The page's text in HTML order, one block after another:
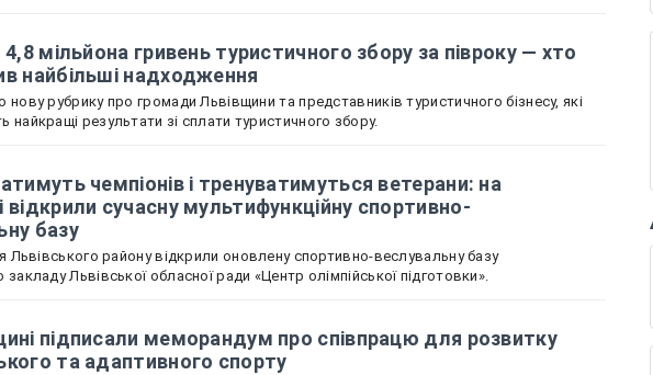
4,8 мільйона гривень туристичного збору за півроку — хто
найбільші надходження
нову рубрику про громади Львівщини та представників туристичного бізнесу, які
найкращі результати зі сплати туристичного збору.
чемпіонів і тренуватимуться ветерани: на
відкрили сучасну мультифункційну спортивно-
базу
Львівського району відкрили оновлену спортивно-веслувальну базу
Львівської обласної ради «Центр олімпійської підготовки».
підписали меморандум про співпрацю для розвитку
та адаптивного спорту